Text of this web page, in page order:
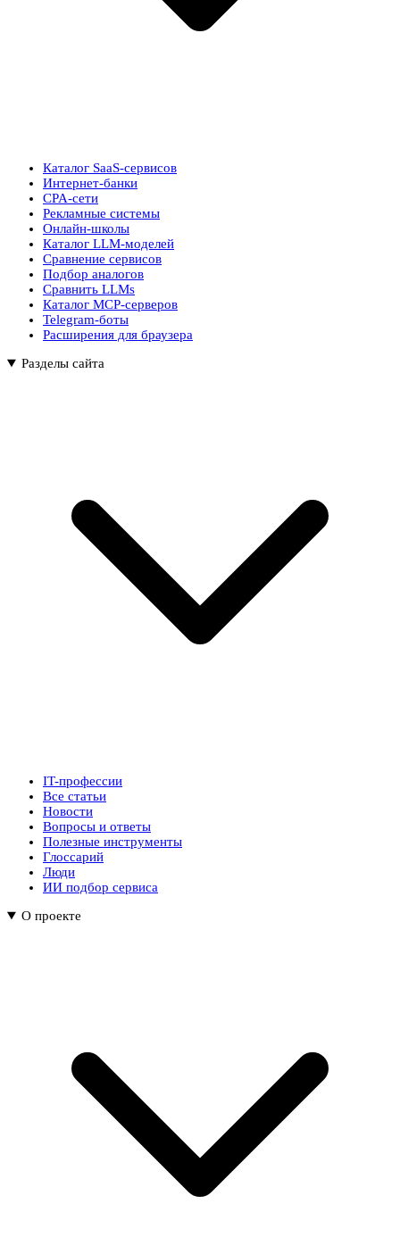
Каталог SaaS-сервисов
Интернет-банки
CPA-сети
Рекламные системы
Онлайн-школы
Каталог LLM-моделей
Сравнение сервисов
Подбор аналогов
Сравнить LLMs
Каталог MCP-серверов
Telegram-боты
Расширения для браузера
Разделы сайта
IT-профессии
Все статьи
Новости
Вопросы и ответы
Полезные инструменты
Глоссарий
Люди
ИИ подбор сервиса
О проекте